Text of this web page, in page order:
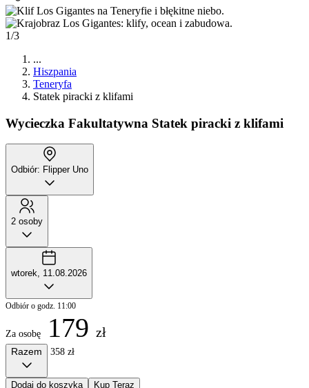
1/3
...
Hiszpania
Teneryfa
Statek piracki z klifami
Wycieczka Fakultatywna Statek piracki z klifami
Odbiór: Flipper Uno
2 osoby
wtorek, 11.08.2026
Odbiór o godz. 11:00
Za osobę 179 zł
Razem 358 zł
Dodaj do koszyka Kup Teraz